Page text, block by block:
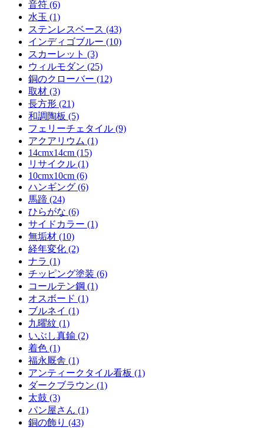
音符 (6)
水玉 (1)
ステンレスベース (43)
インディゴブルー (10)
スカーレット (3)
ウィルモダン (25)
銅のクローバー (12)
取材 (3)
長方形 (21)
和調陶板 (5)
フェリーチェタイル (9)
アクアリウム (1)
14cmx14cm (15)
リサイクル (1)
10cmx10cm (6)
ハンギング (6)
馬蹄 (24)
ひらがな (6)
サイドカラー (1)
無垢材 (10)
経年変化 (2)
ナラ (1)
チッピング塗装 (6)
コールテン鋼 (1)
オスボード (1)
ブルネイ (1)
九曜紋 (1)
いぶし真鍮 (2)
着色 (1)
福永厩舎 (1)
アンティークタイル看板 (1)
ダークブラウン (1)
太鼓 (3)
パン屋さん (1)
銅の飾り (43)